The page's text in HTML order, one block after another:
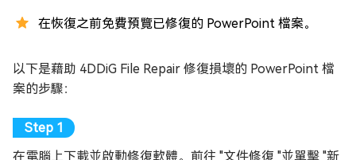
在恢復之前免費預覽已修復的 PowerPoint 檔案。
以下是藉助 4DDiG File Repair 修復損壞的 PowerPoint 檔
案的步驟：
在電腦上下載並啟動修復軟體。前往 "文件修復 "並單擊 "新